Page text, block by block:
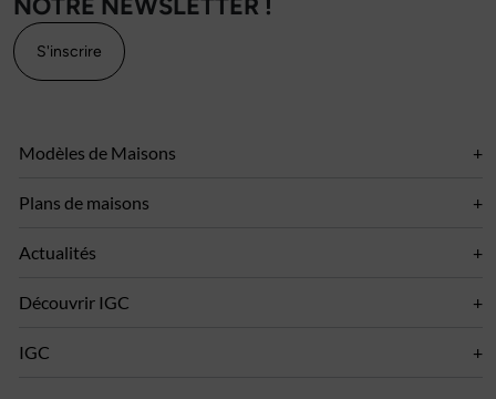
S'inscrire
Modèles de Maisons
Plans de maisons
Actualités
Découvrir IGC
IGC